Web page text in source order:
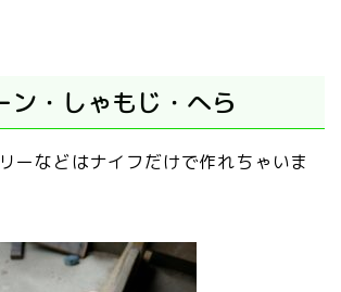
ン・しゃもじ・へら
ーなどはナイフだけで作れちゃいま